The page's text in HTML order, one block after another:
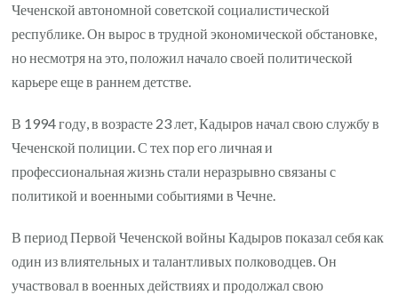
Чеченской автономной советской социалистической
республике. Он вырос в трудной экономической обстановке,
но несмотря на это, положил начало своей политической
карьере еще в раннем детстве.
В 1994 году, в возрасте 23 лет, Кадыров начал свою службу в
Чеченской полиции. С тех пор его личная и
профессиональная жизнь стали неразрывно связаны с
политикой и военными событиями в Чечне.
В период Первой Чеченской войны Кадыров показал себя как
один из влиятельных и талантливых полководцев. Он
участвовал в военных действиях и продолжал свою